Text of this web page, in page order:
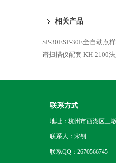
相关产品
SP-30ESP-30E全自动点
谱扫描仪配套 KH-2100
联系方式
地址：杭州市西湖区三
联系人：宋钊
联系QQ：2670566745